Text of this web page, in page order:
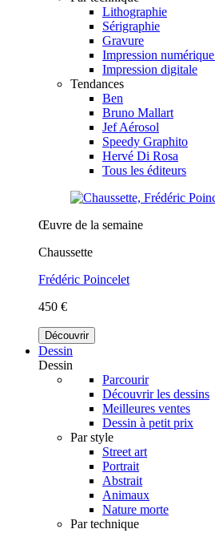
Lithographie
Sérigraphie
Gravure
Impression
Impression digitale
Tendances
Ben
Bruno Mallart
Jef Aérosol
Speedy Graphito
Hervé Di Rosa
Tous les éditeurs
Œuvre de la semaine
Chaussette
Frédéric Poincelet
450 €
Découvrir
Dessin
Dessin
Parcourir
Découvrir les dessins
Meilleures ventes
Dessin à petit prix
Par style
Street art
Portrait
Abstrait
Animaux
Nature morte
Par technique